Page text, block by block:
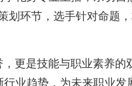
环节，选手针对命题
更是技能与职业素养
业趋势，为未来职业